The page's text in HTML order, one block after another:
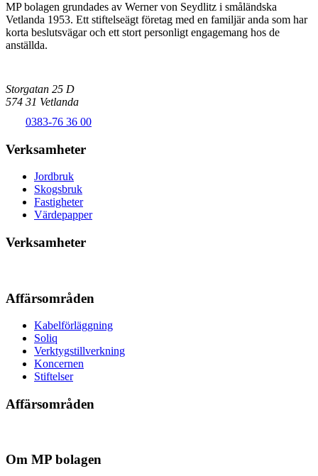
MP bolagen grundades av Werner von Seydlitz i småländska
Vetlanda 1953. Ett stiftelseägt företag med en familjär anda som har
korta beslutsvägar och ett stort personligt engagemang hos de
anställda.
Storgatan 25 D
574 31 Vetlanda
0383-76 36 00
Verksamheter
Jordbruk
Skogsbruk
Fastigheter
Värdepapper
Verksamheter
Affärsområden
Kabelförläggning
Soliq
Verktygstillverkning
Koncernen
Stiftelser
Affärsområden
Om MP bolagen